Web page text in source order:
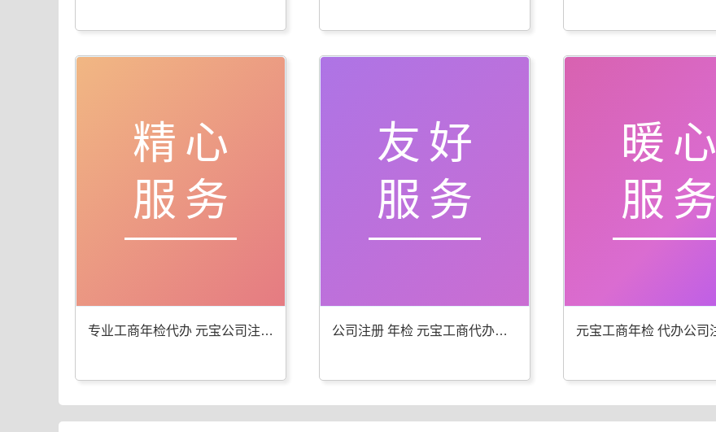
精心
服务
专业工商年检代办 元宝公司注册服务优
友好
服务
公司注册 年检 元宝工商代办更专业
暖心
服务